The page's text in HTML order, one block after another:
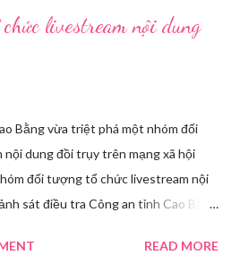
livestream nội dung
Bằng vừa triệt phá một nhóm đối
dung đồi trụy trên mạng xã hội
đối tượng tổ chức livestream nội
sát điều tra Công an tỉnh Cao Bằng
Dung về hành vi truyền bá văn hóa
READ MORE